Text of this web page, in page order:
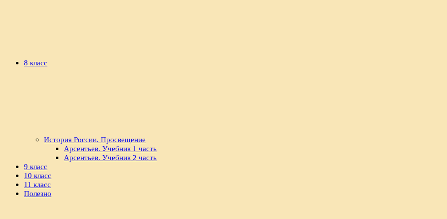
8 класс
История России. Просвещение
Арсентьев. Учебник 1 часть
Арсентьев. Учебник 2 часть
9 класс
10 класс
11 класс
Полезно